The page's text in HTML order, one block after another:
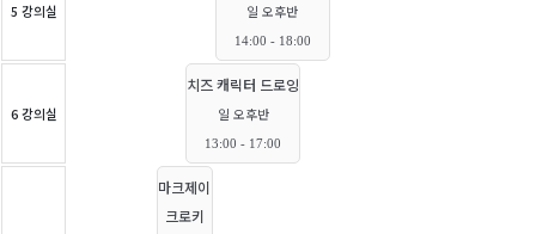
5 강의실 일 오후반
14:00 - 18:00
6 강의실
치즈 캐릭터 드로잉
일 오후반
13:00 - 17:00
마크제이
크로키